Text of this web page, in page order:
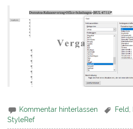
Kommentar hinterlassen Feld
StyleRef